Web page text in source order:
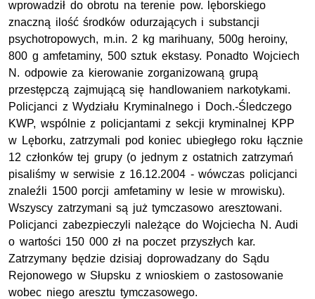
wprowadził do obrotu na terenie pow. lęborskiego
znaczną ilość środków odurzających i substancji
psychotropowych, m.in. 2 kg marihuany, 500g heroiny,
800 g amfetaminy, 500 sztuk ekstasy. Ponadto Wojciech
N. odpowie za kierowanie zorganizowaną grupą
przestępczą zajmującą się handlowaniem narkotykami.
Policjanci z Wydziału Kryminalnego i Doch.-Śledczego
KWP, wspólnie z policjantami z sekcji kryminalnej KPP
w Lęborku, zatrzymali pod koniec ubiegłego roku łącznie
12 członków tej grupy (o jednym z ostatnich zatrzymań
pisaliśmy w serwisie z 16.12.2004 - wówczas policjanci
znaleźli 1500 porcji amfetaminy w lesie w mrowisku).
Wszyscy zatrzymani są już tymczasowo aresztowani.
Policjanci zabezpieczyli należące do Wojciecha N. Audi
o wartości 150 000 zł na poczet przyszłych kar.
Zatrzymany będzie dzisiaj doprowadzany do Sądu
Rejonowego w Słupsku z wnioskiem o zastosowanie
wobec niego aresztu tymczasowego.